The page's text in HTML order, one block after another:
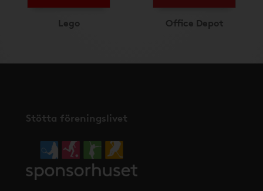
Lego Office Depot
Stötta föreningslivet